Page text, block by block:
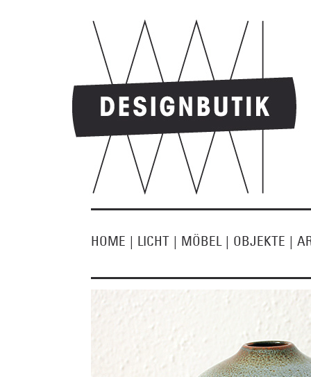
HOME | LICHT | MÖBEL | OBJEKTE |